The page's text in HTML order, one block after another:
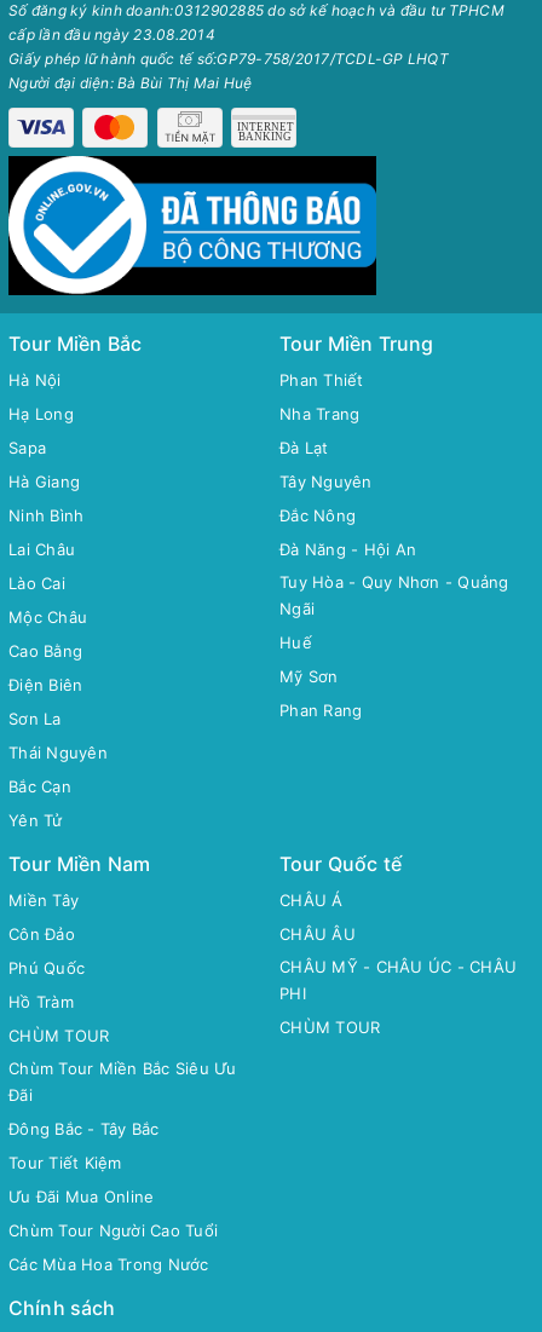
Số đăng ký kinh doanh:0312902885 do sở kế hoạch và đầu tư TPHCM
cấp lần đầu ngày 23.08.2014
Giấy phép lữ hành quốc tế số:GP79-758/2017/TCDL-GP LHQT
Người đại diện: Bà Bùi Thị Mai Huệ
Tour Miền Bắc
Hà Nội
Hạ Long
Sapa
Hà Giang
Ninh Bình
Lai Châu
Lào Cai
Mộc Châu
Cao Bằng
Điện Biên
Sơn La
Thái Nguyên
Bắc Cạn
Yên Tử
Tour Miền Trung
Phan Thiết
Nha Trang
Đà Lạt
Tây Nguyên
Đắc Nông
Đà Năng - Hội An
Tuy Hòa - Quy Nhơn - Quảng
Ngãi
Huế
Mỹ Sơn
Phan Rang
Tour Miền Nam
Miền Tây
Côn Đảo
Phú Quốc
Hồ Tràm
CHÙM TOUR
Chùm Tour Miền Bắc Siêu Ưu
Đãi
Đông Bắc - Tây Bắc
Tour Tiết Kiệm
Ưu Đãi Mua Online
Chùm Tour Người Cao Tuổi
Các Mùa Hoa Trong Nước
Tour Quốc tế
CHÂU Á
CHÂU ÂU
CHÂU MỸ - CHÂU ÚC - CHÂU
PHI
CHÙM TOUR
Chính sách